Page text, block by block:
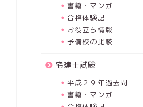
書籍・マンガ
合格体験記
お役立ち情報
予備校の比較
宅建士試験
平成２９年過去問
書籍・マンガ